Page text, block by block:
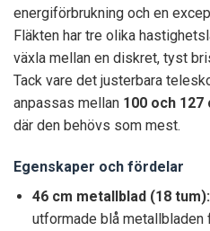
energiförbrukning och en
Fläkten har tre olika
växla mellan en diskret, tyst
Tack vare det justerbara
anpassas mellan 100 och 127
där den behövs som mest.
Egenskaper och fördelar
46 cm metallblad (18 tum):
utformade blå